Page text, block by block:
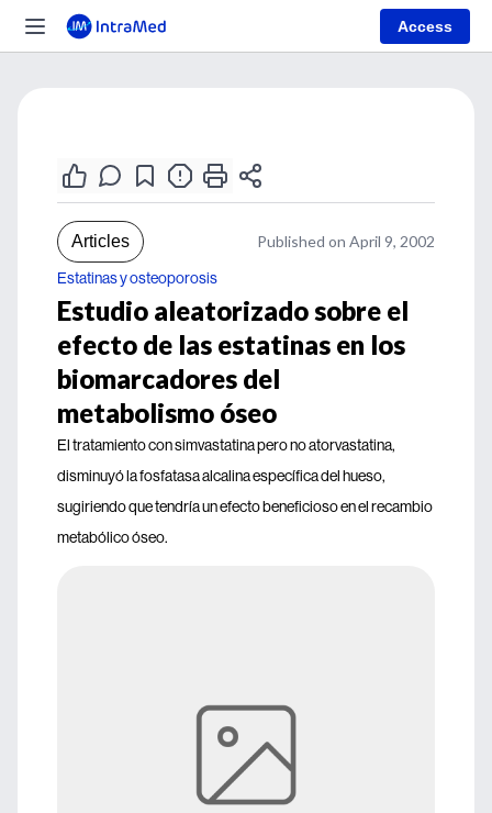
Access
Articles Published on April 9, 2002
Estatinas y osteoporosis
Estudio aleatorizado sobre el
efecto de las estatinas en los
biomarcadores del
metabolismo óseo
El tratamiento con simvastatina pero no atorvastatina,
disminuyó la fosfatasa alcalina específica del hueso,
sugiriendo que tendría un efecto beneficioso en el recambio
metabólico óseo.